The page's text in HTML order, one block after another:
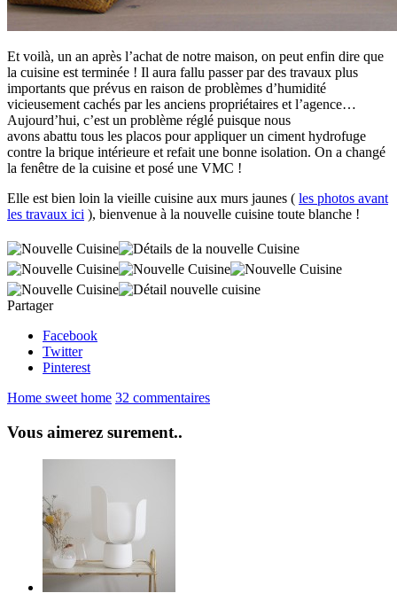
Et voilà, un an après l’achat de notre maison, on peut enfin dire que
la cuisine est terminée ! Il aura fallu passer par des travaux plus
importants que prévus en raison de problèmes d’humidité
vicieusement cachés par les anciens propriétaires et l’agence…
Aujourd’hui, c’est un problème réglé puisque nous
avons abattu tous les placos pour appliquer un ciment hydrofuge
contre la brique intérieure et refait une bonne isolation. On a changé
la fenêtre de la cuisine et posé une VMC !
Elle est bien loin la vieille cuisine aux murs jaunes ( les photos avant
les travaux ici ), bienvenue à la nouvelle cuisine toute blanche !
Partager
Facebook
Twitter
Pinterest
Home sweet home 32 commentaires
Vous aimerez surement..